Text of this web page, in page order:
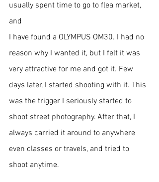
usually spent time to go to flea market,
and
I have found a OLYMPUS OM30. I had no
reason why I wanted it, but I felt it was
very attractive for me and got it. Few
days later, I started shooting with it. This
was the trigger I seriously started to
shoot street photography. After that, I
always carried it around to anywhere
even classes or travels, and tried to
shoot anytime.